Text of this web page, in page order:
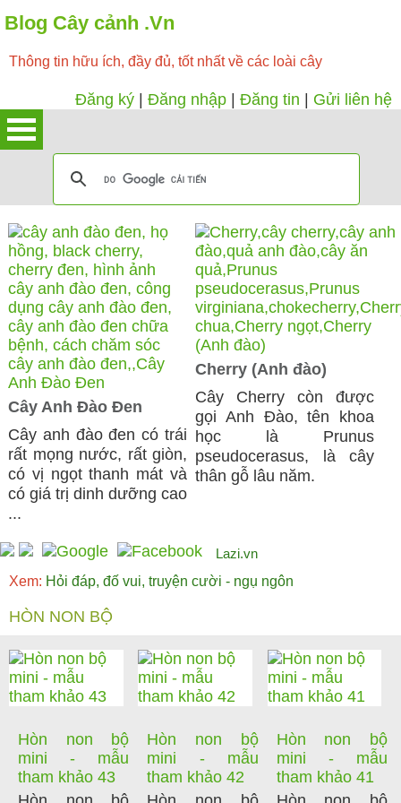
Blog Cây cảnh .Vn
Thông tin hữu ích, đầy đủ, tốt nhất về các loài cây
Đăng ký Đăng nhập Đăng tin Gửi liên hệ
Cây Anh Đào Đen
Cây anh đào đen có trái
rất mọng nước, rất giòn,
có vị ngọt thanh mát và
có giá trị dinh dưỡng cao
...
Cherry (Anh đào)
Cây Cherry còn được
gọi Anh Đào, tên khoa
học là Prunus
pseudocerasus, là cây
thân gỗ lâu năm.
Lazi.vn
Xem: Hỏi đáp, đố vui, truyện cười - ngụ ngôn
HÒN NON BỘ
Hòn non bộ
mini - mẫu
tham khảo 43
Hòn non bộ
mini - mẫu
tham khảo 42
Hòn non bộ
mini - mẫu
tham khảo 41